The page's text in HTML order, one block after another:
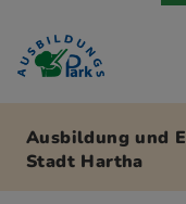
Zur Navigation
Zu den
Ausbildung und
Stadt Hartha